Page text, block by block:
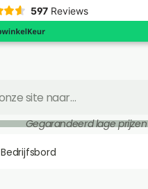
597 Reviews
Gegarandeerd lage prijzen
Bedrijfsbord